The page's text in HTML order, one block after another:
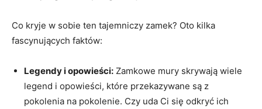
Co‌ kryje⁢ w sobie ten‍ tajemniczy zamek?​ Oto kilka
fascynujących faktów:
Legendy ‍i opowieści: Zamkowe mury‌ skrywają wiele
legend i opowieści, które przekazywane są z
pokolenia⁤ na pokolenie. Czy uda Ci się ‌odkryć ich